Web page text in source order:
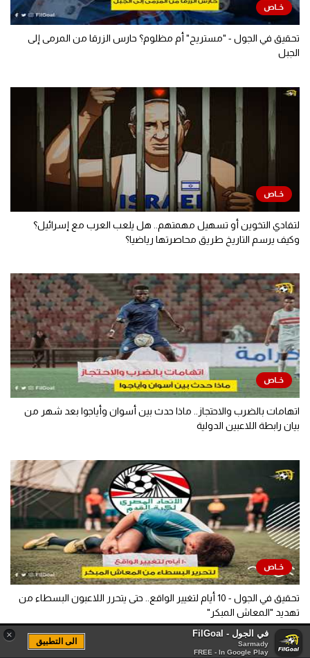
تحقيق في الجول - "مستريح" أم مظلوم؟ حارس الزرقا من المرمى إلى
الجبل
لتفادي التخوين أو تسهيل مهمتهم.. هل يلعب العرب مع إسرائيل؟
وكيف يرسم التاريخ طريق محاصرتها رياضيا؟
اتهامات بالضرب والاحتجاز.. ماذا حدث بين أسوان وأياجوا بعد شهر من
بيان رابطة اللاعبين الدولية
تحقيق في الجول - 10 أيام لتغيير الواقع.. حتى يتحرر اللاعبون البسطاء من
تهديد "المعاش المبكر"
× في الجول - FilGoal
Sarmady
FREE - In Google Play
الى التطبيق